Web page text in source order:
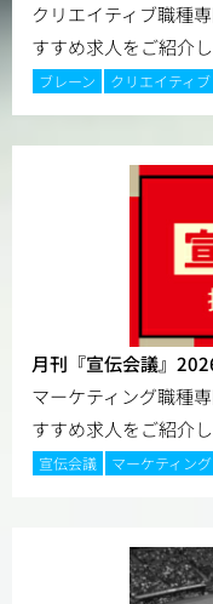
クリエイティブ職種
すすめ求人をご紹介し
ブレーン クリエイティブ
月刊『宣伝会議』
マーケティング職種
すすめ求人をご紹介し
宣伝会議 マーケティング